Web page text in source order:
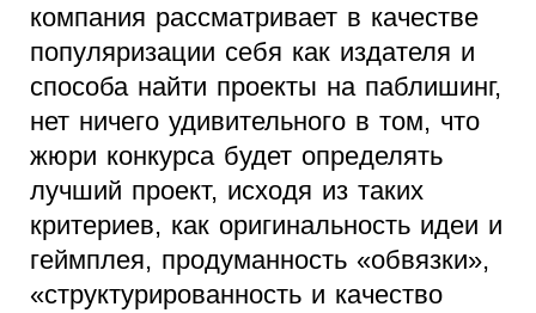
компания рассматривает в качестве
популяризации себя как издателя и
способа найти проекты на паблишинг,
нет ничего удивительного в том, что
жюри конкурса будет определять
лучший проект, исходя из таких
критериев, как оригинальность идеи и
геймплея, продуманность «обвязки»,
«структурированность и качество